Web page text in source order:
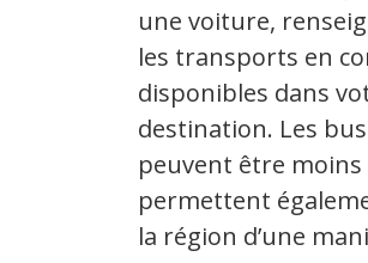
une voiture,
les transports en
disponibles dans
destination. Les
peuvent être moins
permettent
la région d’une